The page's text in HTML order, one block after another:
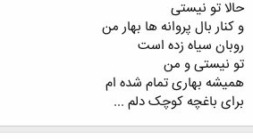
حالا تو نیستی
و کنار بال پروانه ها بهار من
روبان سیاه زده است
تو نیستی و من
همیشه بهاری تمام شده ام
برای باغچه کوچک دلم ...